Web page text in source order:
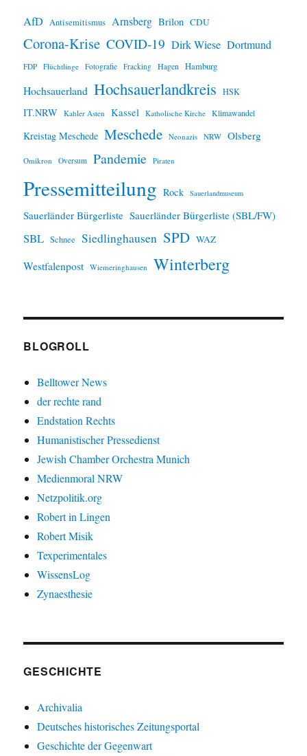
s
AfD Antisemitismus Arnsberg Brilon CDU
Corona-Krise COVID-19 Dirk Wiese Dortmund
FDP Flüchtlinge Fotografie Fracking Hagen Hamburg
Hochsauerland Hochsauerlandkreis HSK
IT.NRW Kahler Asten Kassel Katholische Kirche Klimawandel
Kreistag Meschede Meschede Neonazis NRW Olsberg
Omikron Oversum Pandemie Piraten
Pressemitteilung Rock Sauerlandmuseum
Sauerländer Bürgerliste Sauerländer Bürgerliste (SBL/FW)
SBL Schnee Siedlinghausen SPD WAZ
Westfalenpost Wiemeringhausen Winterberg
BLOGROLL
Belltower News
der rechte rand
Endstation Rechts
Humanistischer Pressedienst
Jewish Chamber Orchestra Munich
Medienmoral NRW
Netzpolitik.org
Robert in Lingen
Robert Misik
Texperimentales
WissensLog
Zynaesthesie
GESCHICHTE
Archivalia
Deutsches historisches Zeitungsportal
Geschichte der Gegenwart